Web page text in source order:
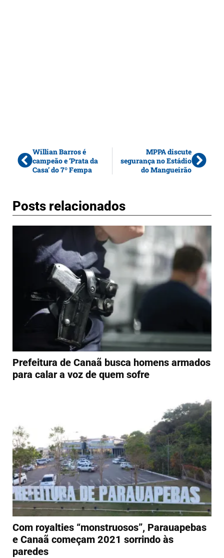
Willian Barros é
campeão e ‘Prata da
Casa’ do 7º Fempa
MPPA discute
segurança no Estádio
do Mangueirão
Posts relacionados
Prefeitura de Canaã busca homens armados
para calar a voz de quem sofre
Com royalties “monstruosos”, Parauapebas
e Canaã começam 2021 sorrindo às
paredes